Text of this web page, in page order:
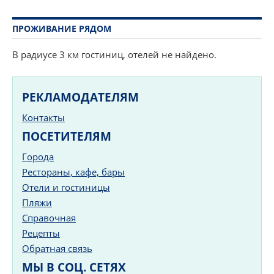
ПРОЖИВАНИЕ РЯДОМ
В радиусе 3 км гостиниц, отелей не найдено.
РЕКЛАМОДАТЕЛЯМ
Контакты
ПОСЕТИТЕЛЯМ
Города
Рестораны, кафе, бары
Отели и гостиницы
Пляжи
Справочная
Рецепты
Обратная связь
МЫ В СОЦ. СЕТЯХ